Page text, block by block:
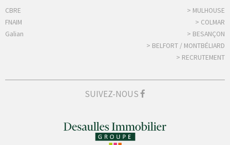
CBRE
FNAIM
Galian
> MULHOUSE
> COLMAR
> BESANÇON
> BELFORT / MONTBÉLIARD
> RECRUTEMENT
SUIVEZ-NOUS